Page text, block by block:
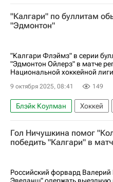
Ярослав Аскаров
Сан-
Калгари Флэймз
"Калгари" по буллитам
"Эдмонтон"
"Калгари Флэймз" в серии
"Эдмонтон Ойлерз" в матче
Национальной хоккейной
9 октября 2025, 08:41 149
Блэйк Коулман Хоккей
Калгари Флэймз
Национальная хоккейная
Гол Ничушкина помог
победить "Калгари" в
Российский форвард